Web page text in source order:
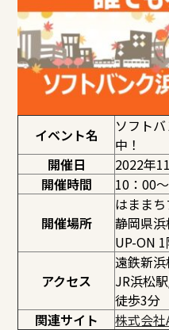
イベント名
ソフト
中！
開催日
2022年
開催時間
10：00
開催場所
はまま
静岡県
UP-ON
アクセス
遠鉄新
JR浜松
徒歩3分
関連サイト
株式会